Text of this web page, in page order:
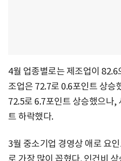
4월 업종별로는 제조업이 82.6
조업은 72.7로 0.6포인트 상승
72.5로 6.7포인트 상승했으나,
트 하락했다.
3월 중소기업 경영상 애로 요